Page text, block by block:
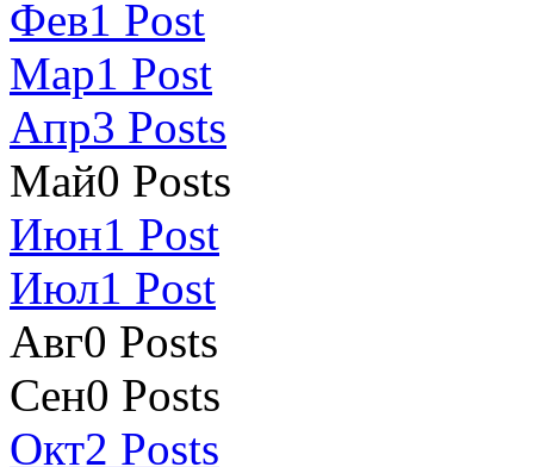
Фев1 Post
Мар1 Post
Апр3 Posts
Май0 Posts
Июн1 Post
Июл1 Post
Авг0 Posts
Сен0 Posts
Окт2 Posts